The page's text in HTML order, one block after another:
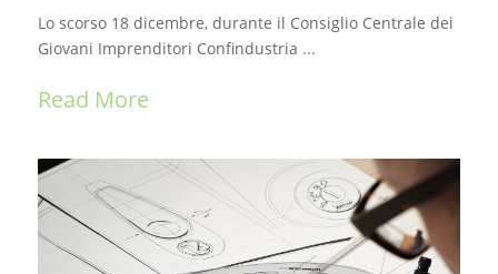
Lo scorso 18 dicembre, durante il Consiglio Centrale dei
Giovani Imprenditori Confindustria ...
Read More